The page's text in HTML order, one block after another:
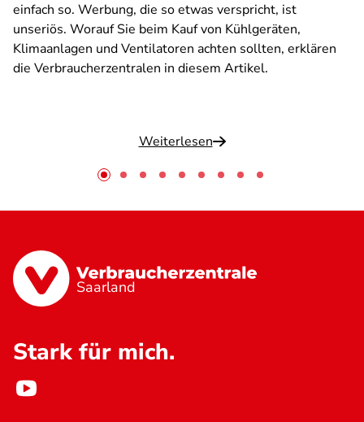
einfach so. Werbung, die so etwas verspricht, ist
unseriös. Worauf Sie beim Kauf von Kühlgeräten,
Klimaanlagen und Ventilatoren achten sollten, erklären
die Verbraucherzentralen in diesem Artikel.
Weiterlesen
Saarland
Stark für mich.